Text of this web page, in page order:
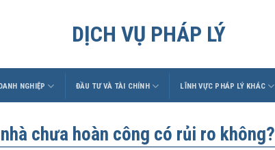
DỊCH VỤ PHÁP LÝ
NGHIỆP ĐẦU TƯ VÀ TÀI CHÍNH LĨNH VỰC PHÁP LÝ KHÁC
chưa hoàn công có rủi ro không?